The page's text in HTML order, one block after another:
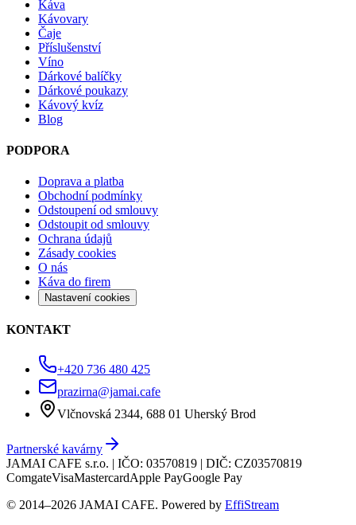
Káva
Kávovary
Čaje
Příslušenství
Víno
Dárkové balíčky
Dárkové poukazy
Kávový kvíz
Blog
PODPORA
Doprava a platba
Obchodní podmínky
Odstoupení od smlouvy
Odstoupit od smlouvy
Ochrana údajů
Zásady cookies
O nás
Káva do firem
Nastavení cookies
KONTAKT
+420 736 480 425
prazirna@jamai.cafe
Vlčnovská 2344, 688 01 Uherský Brod
Partnerské kavárny
JAMAI CAFE s.r.o. | IČO: 03570819 | DIČ: CZ03570819
ComgateVisaMastercardApple PayGoogle Pay
© 2014–2026 JAMAI CAFE. Powered by EffiStream